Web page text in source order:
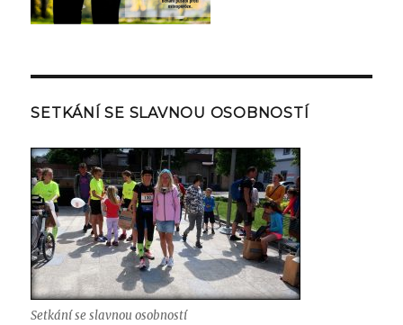
SETKÁNÍ SE SLAVNOU OSOBNOSTÍ
Setkání se slavnou osobností